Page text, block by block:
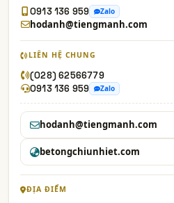
0913 136 959
Zalo
hodanh@tiengmanh.com
LIÊN HỆ CHUNG
(028) 62566779
0913 136 959
Zalo
hodanh@tiengmanh.com
betongchiunhiet.com
ĐỊA ĐIỂM